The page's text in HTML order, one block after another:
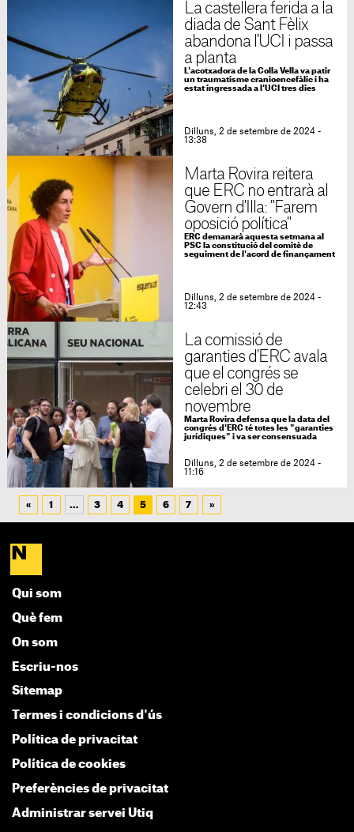
La castellera ferida a la
diada de Sant Fèlix
abandona l'UCI i passa
a planta
L'acotxadora de la Colla Vella va patir
un traumatisme cranioencefàlic i ha
estat ingressada a l'UCI tres dies
Dilluns, 2 de setembre de 2024 -
13:38
Marta Rovira reitera
que ERC no entrarà al
Govern d'Illa: "Farem
oposició política"
ERC demanarà aquesta setmana al
PSC la constitució del comitè de
seguiment de l'acord de finançament
Dilluns, 2 de setembre de 2024 -
12:43
La comissió de
garanties d'ERC avala
que el congrés se
celebri el 30 de
novembre
Marta Rovira defensa que la data del
congrés d'ERC té totes les "garanties
jurídiques" i va ser consensuada
Dilluns, 2 de setembre de 2024 -
11:16
« 1 … 3 4 5 6 7 »
Qui som
Què fem
On som
Escriu-nos
Sitemap
Termes i condicions d'ús
Política de privacitat
Política de cookies
Preferències de privacitat
Administrar servei Utiq